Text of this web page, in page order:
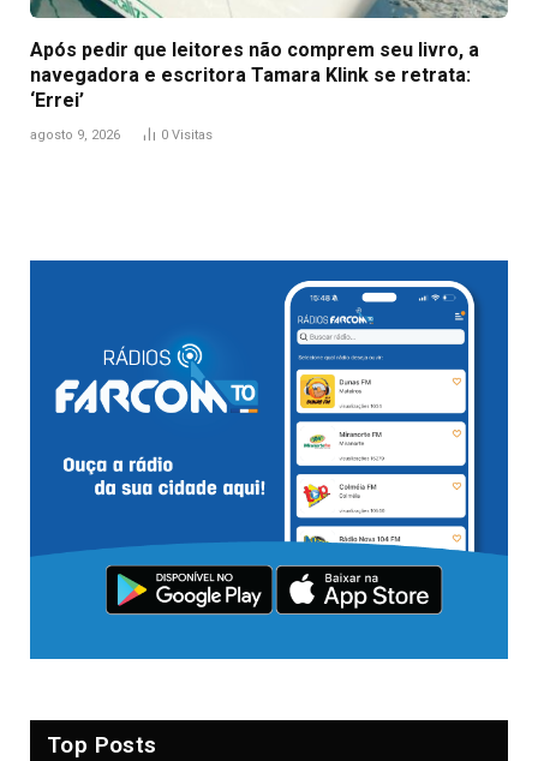
Após pedir que leitores não comprem seu livro, a
navegadora e escritora Tamara Klink se retrata:
‘Errei’
agosto 9, 2026 0 Visitas
Top Posts